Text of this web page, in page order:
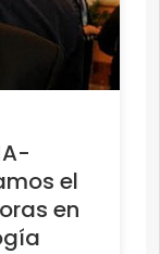
el
en